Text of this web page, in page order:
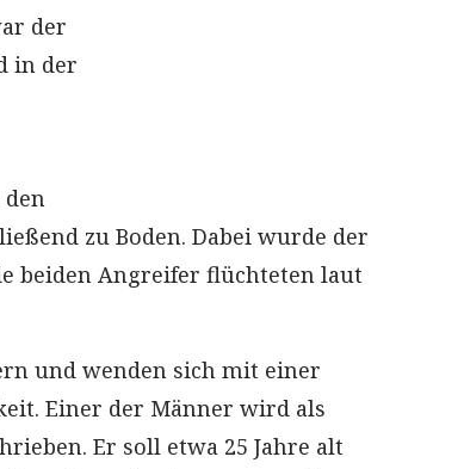
der
in der
zu Boden. Dabei wurde der
beiden Angreifer flüchteten laut
und wenden sich mit einer
Einer der Männer wird als
Er soll etwa 25 Jahre alt